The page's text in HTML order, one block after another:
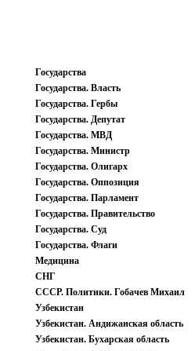
Государства
Государства. Власть
Государства. Гербы
Государства. Депутат
Государства. МВД
Государства. Министр
Государства. Олигарх
Государства. Оппозиция
Государства. Парламент
Государства. Правительство
Государства. Суд
Государства. Флаги
Медицина
СНГ
СССР. Политики. Гобачев Михаил
Узбекистан
Узбекистан. Андижанская область
Узбекистан. Бухарская область